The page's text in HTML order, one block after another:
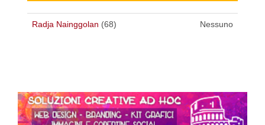
Radja Nainggolan (68) Nessuno